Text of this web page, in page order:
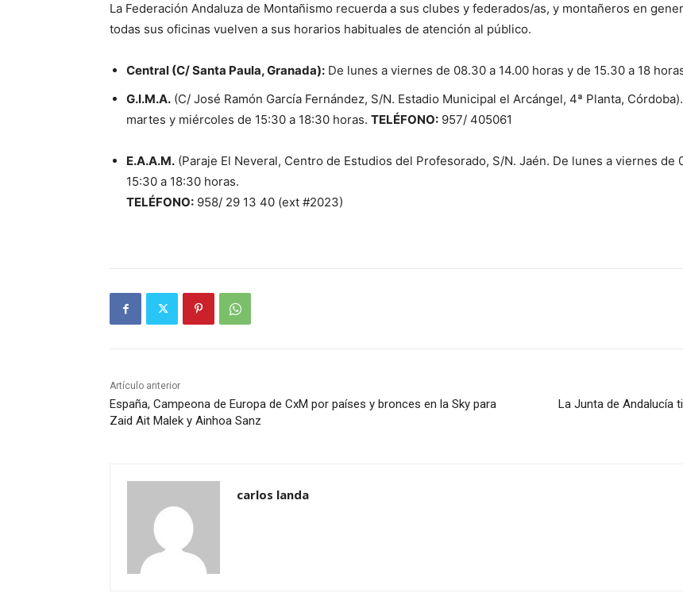
La Federación Andaluza de Montañismo recuerda a sus clubes y federados/as, y montañeros en
todas sus oficinas vuelven a sus horarios habituales de atención al público.
Central (C/ Santa Paula, Granada): De lunes a viernes de 08.30 a 14.00 horas y de 15.30 a 18
G.I.M.A. (C/ José Ramón García Fernández, S/N. Estadio Municipal el Arcángel, 4ª Planta,
martes y miércoles de 15:30 a 18:30 horas. TELÉFONO: 957/ 405061
E.A.A.M. (Paraje El Neveral, Centro de Estudios del Profesorado, S/N. Jaén. De lunes a viernes
15:30 a 18:30 horas.
TELÉFONO: 958/ 29 13 40 (ext #2023)
Artículo anterior
España, Campeona de Europa de CxM por países y bronces en la Sky para
Zaid Ait Malek y Ainhoa Sanz
La Junta de Andalucía
carlos landa